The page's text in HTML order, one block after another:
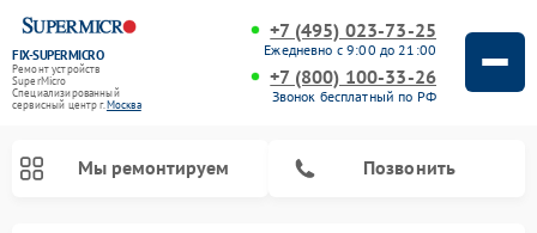
FIX-SUPERMICRO
Ремонт устройств
SuperMicro
Специализированный
cервисный центр г.Москва
+7 (495) 023-73-25
Ежедневно с 9:00 до 21:00
+7 (800) 100-33-26
Звонок бесплатный по РФ
Мы ремонтируем Позвонить